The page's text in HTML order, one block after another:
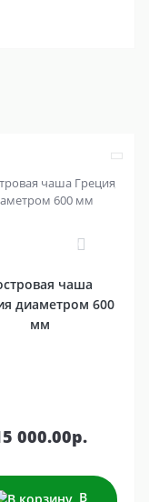
чаша
диаметром 600
мм
000.00р.
В